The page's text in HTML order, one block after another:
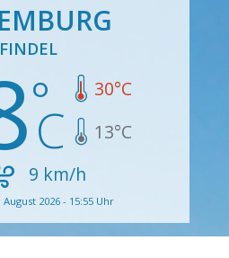
FINDEL
30°C
13°C
9 km/h
August 2026 - 15:55 Uhr